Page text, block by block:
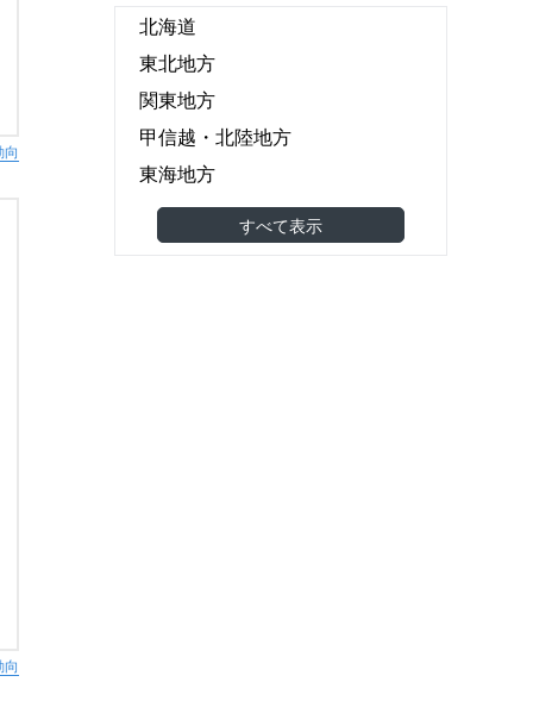
物流・運輸・倉庫
リース・レンタル
飲食(2)
広告・出版・印刷
エンタテイメント関連
食品製造・食品卸(6)
機械・金属・電子部品(6)
北海道
東北地方
関東地方
甲信越・北陸地方
東海地方
関西地方
中国地方
すべて表示